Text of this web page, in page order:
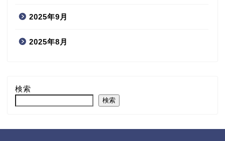
2025年9月
2025年8月
検索
検索